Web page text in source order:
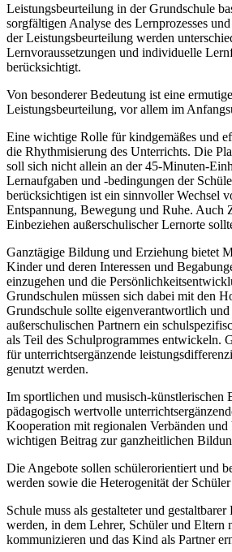
Leistungsbeurteilung in der Grundschule
sorgfältigen Analyse des Lernprozesses
der Leistungsbeurteilung werden
Lernvoraussetzungen und individuelle
berücksichtigt.
Von besonderer Bedeutung ist eine
Leistungsbeurteilung, vor allem im
Eine wichtige Rolle für kindgemäßes und
die Rhythmisierung des Unterrichts. Die
soll sich nicht allein an der 45-Minuten-
Lernaufgaben und -bedingungen der
berücksichtigen ist ein sinnvoller Wechsel
Entspannung, Bewegung und Ruhe. Auch
Einbeziehen außerschulischer Lernorte
Ganztägige Bildung und Erziehung bietet
Kinder und deren Interessen und
einzugehen und die
Grundschulen müssen sich dabei mit den
Grundschule sollte eigenverantwortlich
außerschulischen Partnern ein
als Teil des Schulprogrammes entwickeln.
für unterrichtsergänzende
genutzt werden.
Im sportlichen und musisch-künstlerischen
pädagogisch wertvolle
Kooperation mit regionalen Verbänden und
wichtigen Beitrag zur ganzheitlichen
Die Angebote sollen schülerorientiert und
werden sowie die Heterogenität der
Schule muss als gestalteter und gestaltbarer
werden, in dem Lehrer, Schüler und Eltern
kommunizieren und das Kind als Partner